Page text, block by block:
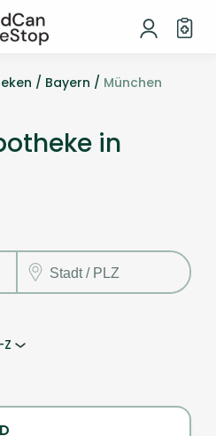
/ Bayern / München
in